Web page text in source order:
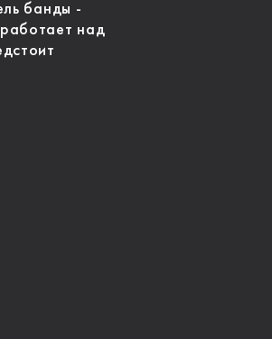
банды -
над